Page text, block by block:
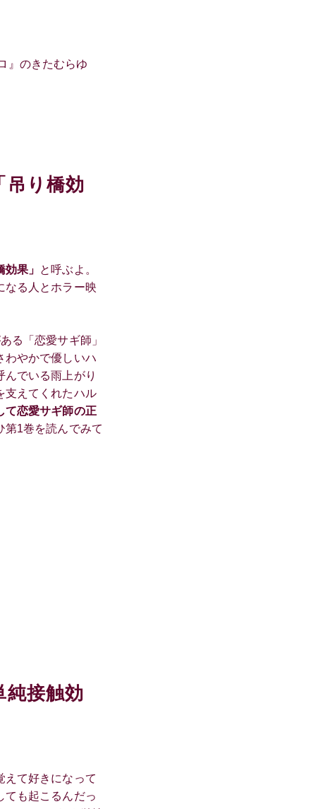
』のきたむらゆ
り橋効
効果」 と呼ぶよ。
なる人とホラー映
る「恋愛サギ師」
わやかで優しいハ
でいる雨上がり
支えてくれたハル
て恋愛サギ師の正
1巻を読んでみて
接触効
えて好きになって
ても起こるんだっ